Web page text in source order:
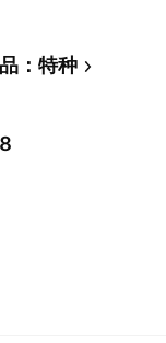
：特种